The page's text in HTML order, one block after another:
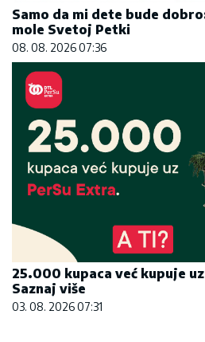
Samo da mi dete bude
mole Svetoj Petki
08. 08. 2026 07:36
25.000 kupaca već kupuje
Saznaj više
03. 08. 2026 07:31